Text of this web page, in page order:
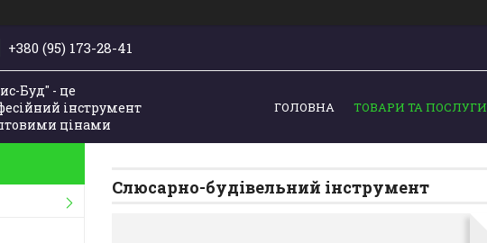
+380 (95) 173-28-41
Буд" - це
інструмент
цінами
ГОЛОВНА ТОВАРИ ТА ПОСЛУГИ
Слюсарно-будівельний інструмент